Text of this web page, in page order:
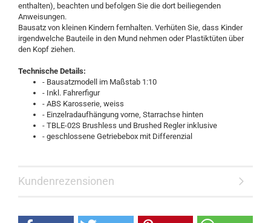
enthalten), beachten und befolgen Sie die dort beiliegenden
Anweisungen.
Bausatz von kleinen Kindern fernhalten. Verhüten Sie, dass Kinder
irgendwelche Bauteile in den Mund nehmen oder Plastiktüten über
den Kopf ziehen.
Technische Details:
- Bausatzmodell im Maßstab 1:10
- Inkl. Fahrerfigur
- ABS Karosserie, weiss
- Einzelradaufhängung vorne, Starrachse hinten
- TBLE-02S Brushless und Brushed Regler inklusive
- geschlossene Getriebebox mit Differenzial
Kundenrezensionen